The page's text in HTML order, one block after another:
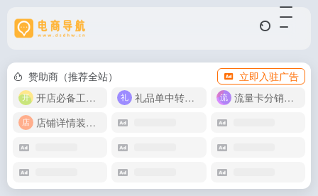
赞助商（推荐全站）
立即入驻广告
开店必备工具箱
礼品单中转同步单
流量卡分销代理
店铺详情装修模版